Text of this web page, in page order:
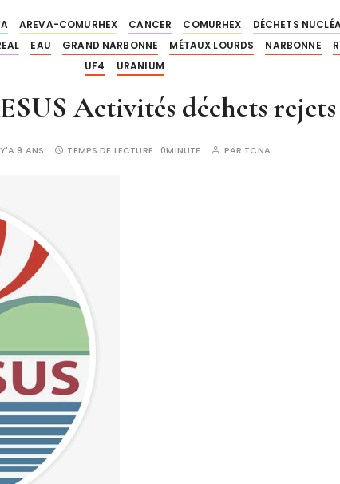
AREVA-COMURHEX CANCER COMURHEX DÉCHETS
EAU GRAND NARBONNE MÉTAUX LOURDS NARBONNE
UF4
URANIUM
Activités déchets
9 ANS TEMPS DE LECTURE : 0MINUTE PAR TCNA